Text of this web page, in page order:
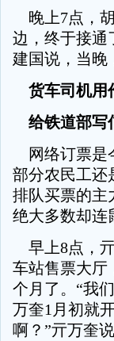
晚上7点，
边，终于接通
建国说，当晚
货车司机用
给铁道部写
网络订票是
部分农民工还
排队买票的主
绝大多数却连
早上8点，
车站售票大厅
个月了。“我
万奎1月初就
啊？”亓万奎